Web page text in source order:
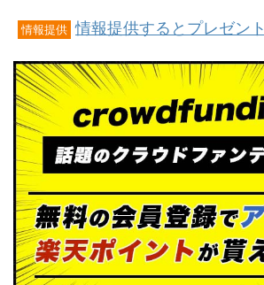
情報提供 情報提供するとプレゼント